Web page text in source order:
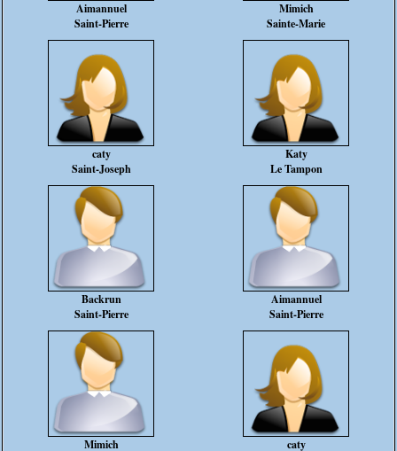
Aimannuel
Saint-Pierre
Mimich
Sainte-Marie
caty
Saint-Joseph
Katy
Le Tampon
Backrun
Saint-Pierre
Aimannuel
Saint-Pierre
Mimich caty